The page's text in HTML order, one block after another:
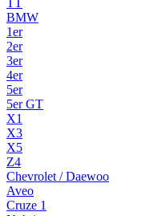
TT
BMW
1er
2er
3er
4er
5er
5er GT
X1
X3
X5
Z4
Chevrolet / Daewoo
Aveo
Cruze 1